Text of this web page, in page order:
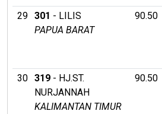
29
301 - LILIS
PAPUA BARAT
90.50
30
319 - HJ.ST.
NURJANNAH
KALIMANTAN TIMUR
90.50